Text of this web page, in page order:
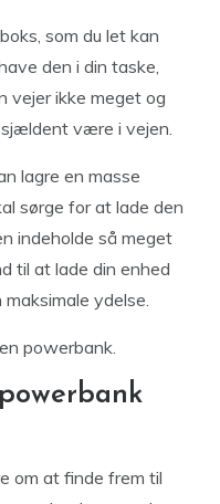
som du let kan
den i din taske,
vejer ikke meget og
være i vejen.
lagre en masse
sørge for at lade den
indeholde så meget
til at lade din enhed
ydelse.
powerbank.
om at finde frem til